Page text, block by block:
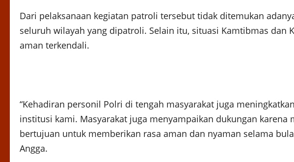
Dari pelaksanaan kegiatan patroli tersebut tidak ditemukan
seluruh wilayah yang dipatroli. Selain itu, situasi Kamtibmas dan
aman terkendali.
“Kehadiran personil Polri di tengah masyarakat juga
institusi kami. Masyarakat juga menyampaikan dukungan karena
bertujuan untuk memberikan rasa aman dan nyaman selama
Angga.